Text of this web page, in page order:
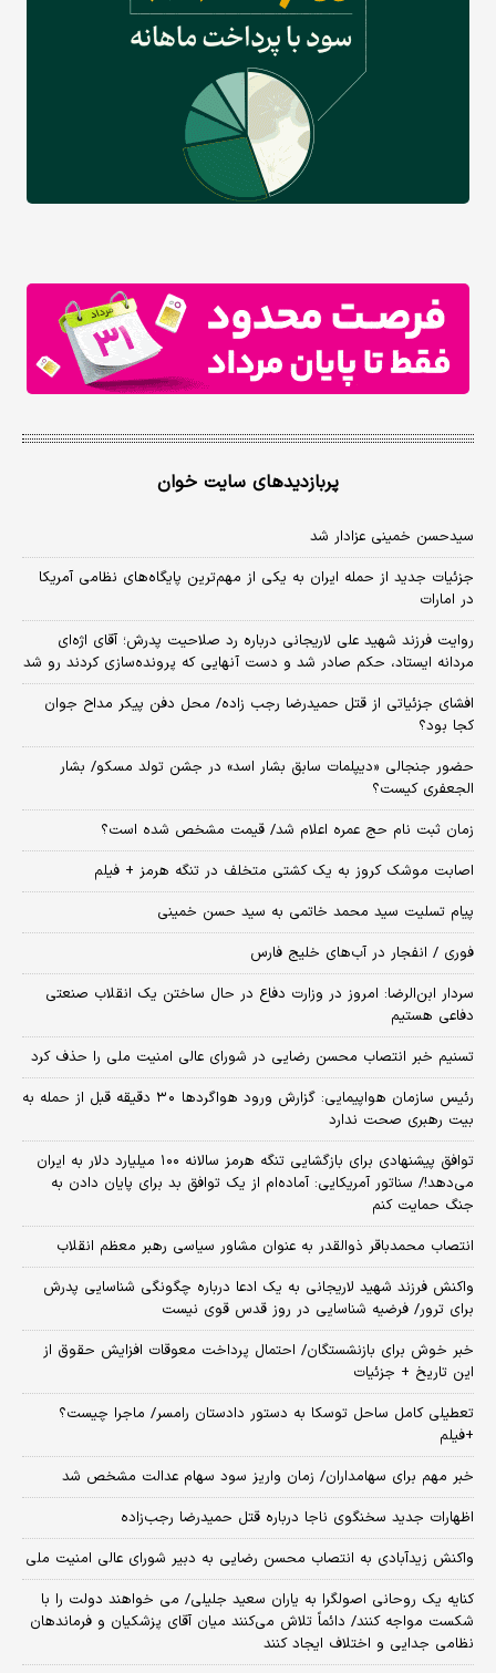
پربازدیدهای سایت خوان
سیدحسن خمینی عزادار شد
جزئیات جدید از حمله ایران به یکی از مهم‌ترین پایگاه‌های نظامی آمریکا
در امارات
روایت فرزند شهید علی لاریجانی درباره رد صلاحیت پدرش؛ آقای اژه‌ای
مردانه ایستاد، حکم صادر شد و دست آنهایی که پرونده‌سازی کردند رو شد
افشای جزئیاتی از قتل حمیدرضا رجب زاده/ محل دفن پیکر مداح جوان
کجا بود؟
حضور جنجالی «دیپلمات سابق بشار اسد» در جشن تولد مسکو/ بشار
الجعفری کیست؟
زمان ثبت‌ نام حج عمره اعلام شد/ قیمت مشخص شده است؟
اصابت موشک کروز به یک کشتی متخلف در تنگه هرمز + فیلم
پیام تسلیت سید محمد خاتمی به سید حسن خمینی
فوری / انفجار در آب‌های خلیج فارس
سردار ابن‌الرضا: امروز در وزارت دفاع در حال ساختن یک انقلاب صنعتی
دفاعی هستیم
تسنیم خبر انتصاب محسن رضایی در شورای عالی امنیت ملی را حذف کرد
رئیس سازمان هواپیمایی: گزارش ورود هواگردها ٣٠ دقیقه قبل از حمله به
بیت رهبری صحت ندارد
توافق پیشنهادی برای بازگشایی تنگه هرمز سالانه ۱۰۰ میلیارد دلار به ایران
می‌دهد!/ سناتور آمریکایی: آماده‌ام از یک توافق بد برای پایان دادن به
جنگ حمایت کنم
انتصاب محمدباقر ذوالقدر به عنوان مشاور سیاسی رهبر معظم انقلاب
واکنش فرزند شهید لاریجانی به یک ادعا درباره چگونگی شناسایی پدرش
برای ترور/ فرضیه شناسایی در روز قدس قوی نیست
خبر خوش برای بازنشستگان/ احتمال پرداخت معوقات افزایش حقوق از
این تاریخ + جزئیات
تعطیلی کامل ساحل توسکا به دستور دادستان رامسر/ ماجرا چیست؟
+فیلم
خبر مهم برای سهامداران/ زمان واریز سود سهام عدالت مشخص شد
اظهارات جدید سخنگوی ناجا درباره قتل حمیدرضا رجب‌زاده
واکنش زیدآبادی به انتصاب محسن رضایی به دبیر شورای عالی امنیت ملی
کنایه یک روحانی اصولگرا به یاران سعید جلیلی/ می خواهند دولت را با
شکست مواجه کنند/ دائماً تلاش می‌کنند میان آقای پزشکیان و فرماندهان
نظامی جدایی و اختلاف ایجاد کنند